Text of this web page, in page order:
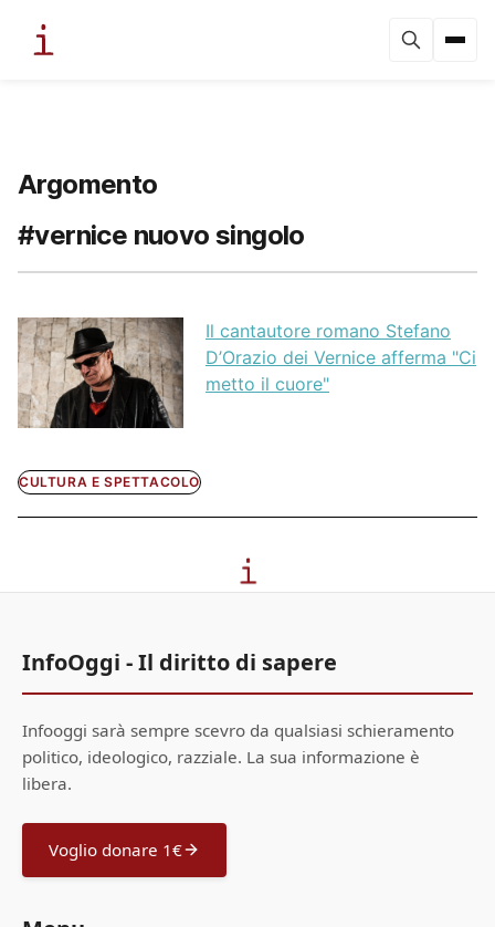
Argomento
#vernice nuovo singolo
Il cantautore romano Stefano
D’Orazio dei Vernice afferma "Ci
metto il cuore"
CULTURA E SPETTACOLO
InfoOggi - Il diritto di sapere
Infooggi sarà sempre scevro da qualsiasi schieramento
politico, ideologico, razziale. La sua informazione è
libera.
Voglio donare 1€